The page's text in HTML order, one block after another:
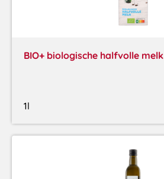
BIO+ biologische halfvolle melk
1l